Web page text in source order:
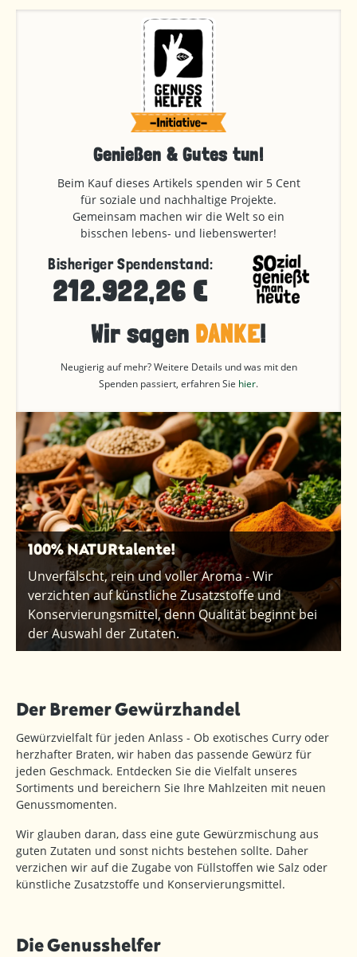
Genießen & Gutes tun!
Beim Kauf dieses Artikels spenden wir 5 Cent
für soziale und nachhaltige Projekte.
Gemeinsam machen wir die Welt so ein
bisschen lebens- und liebenswerter!
Bisheriger Spendenstand:
212.922,26 €
Wir sagen DANKE!
Neugierig auf mehr? Weitere Details und was mit den
Spenden passiert, erfahren Sie hier.
100% NATURtalente!
Unverfälscht, rein und voller Aroma - Wir
verzichten auf künstliche Zusatzstoffe und
Konservierungsmittel, denn Qualität beginnt bei
der Auswahl der Zutaten.
Der Bremer Gewürzhandel
Gewürzvielfalt für jeden Anlass - Ob exotisches Curry oder
herzhafter Braten, wir haben das passende Gewürz für
jeden Geschmack. Entdecken Sie die Vielfalt unseres
Sortiments und bereichern Sie Ihre Mahlzeiten mit neuen
Genussmomenten.
Wir glauben daran, dass eine gute Gewürzmischung aus
guten Zutaten und sonst nichts bestehen sollte. Daher
verzichen wir auf die Zugabe von Füllstoffen wie Salz oder
künstliche Zusatzstoffe und Konservierungsmittel.
Die Genusshelfer